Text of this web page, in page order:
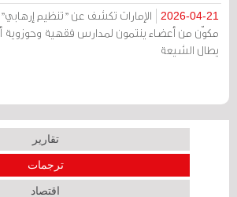
2026-04-21
الإمارات تكشف عن "تنظيم إرهابي"
مكوّن من أعضاء ينتمون لمدارس فقهية
يطال الشيعة
تقارير
ترجمات
اقتصاد